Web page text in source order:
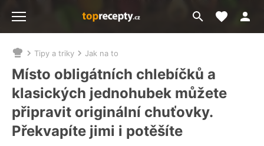
Přejít
na
Moje
Nacházíte
se
zde:
Tipy a triky Jak na to
Místo obligátních chlebíčků a
klasických jednohubek můžete
připravit originální chuťovky.
Překvapíte jimi i potěšíte